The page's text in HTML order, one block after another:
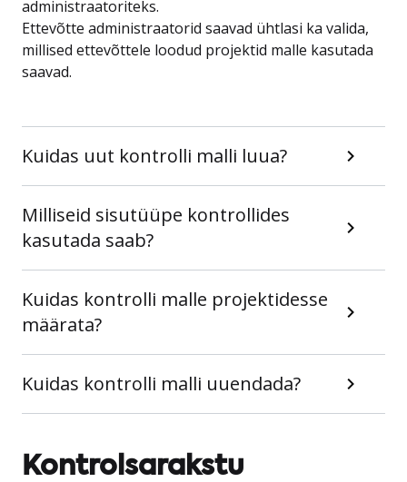
administraatoriteks.
Ettevõtte administraatorid saavad ühtlasi ka valida,
millised ettevõttele loodud projektid malle kasutada
saavad.
Kuidas uut kontrolli malli luua?
Milliseid sisutüüpe kontrollides
kasutada saab?
Kuidas kontrolli malle projektidesse
määrata?
Kuidas kontrolli malli uuendada?
Kontrolsarakstu